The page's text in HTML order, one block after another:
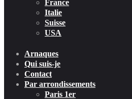
France
Italie
Suisse
USA
Arnaques
Qui suis-je
Contact
Par arrondissements
Paris 1er